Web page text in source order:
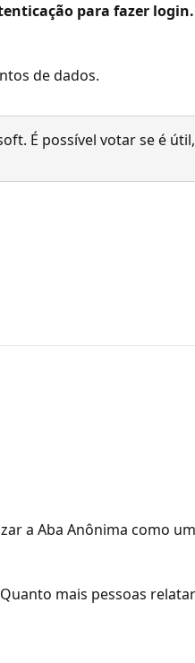
para fazer
de dados.
É possível votar se é
a Aba Anônima como
mais pessoas